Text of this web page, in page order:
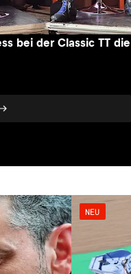
bei der Classic TT die
NEU